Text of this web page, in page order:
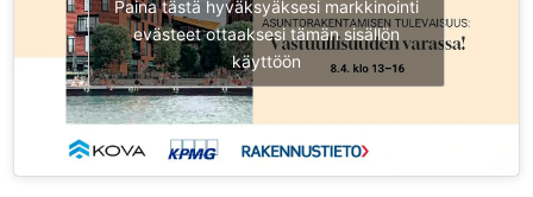
Paina tästä hyväksyäksesi markkinointi
evästeet ottaaksesi tämän sisällön
käyttöön